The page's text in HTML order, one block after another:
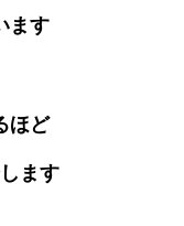
ます
ほど
ます